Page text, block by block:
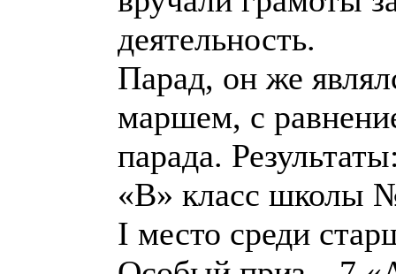
деятельность.
Парад, он же
маршем, с
парада.
«В» класс школы
I место среди